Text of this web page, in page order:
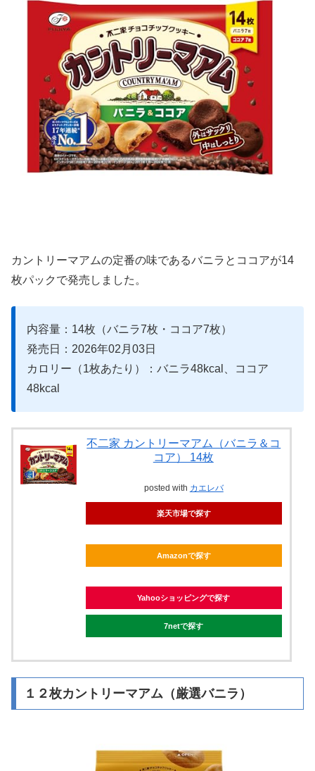
カントリーマアムの定番の味であるバニラとココアが14
枚パックで発売しました。
内容量：14枚（バニラ7枚・ココア7枚）
発売日：2026年02月03日
カロリー（1枚あたり）：バニラ48kcal、ココア
48kcal
不二家 カントリーマアム（バニラ＆コ
コア） 14枚
posted with カエレバ
楽天市場で探す
Amazonで探す
Yahooショッピングで探す
7netで探す
１２枚カントリーマアム（厳選バニラ）